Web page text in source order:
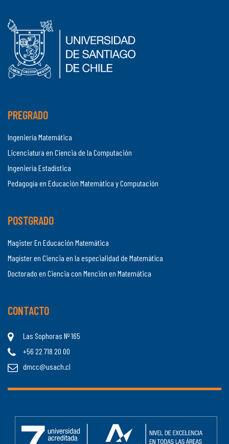
PREGRADO
Ingeniería Matemática
Licenciatura en Ciencia de la Computación
Ingeniería Estadística
Pedagogía en Educación Matemática y Computación
POSTGRADO
Magister En Educación Matemática
Magíster en Ciencia en la especialidad de Matemática
Doctorado en Ciencia con Mención en Matemática
CONTACTO
Las Sophoras Nº 165
+56 22 718 20 00
dmcc@usach.cl